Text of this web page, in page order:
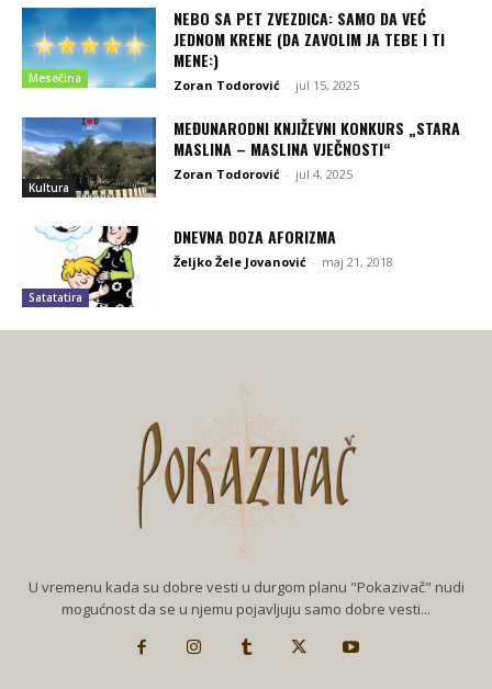
Mesečina
NEBO SA PET ZVEZDICA: SAMO DA VEĆ
JEDNOM KRENE (DA ZAVOLIM JA TEBE I TI
MENE:)
Zoran Todorović - jul 15, 2025
Kultura
MEĐUNARODNI KNJIŽEVNI KONKURS „STARA
MASLINA – MASLINA VJEČNOSTI“
Zoran Todorović - jul 4, 2025
Satatatira
DNEVNA DOZA AFORIZMA
Željko Žele Jovanović - maj 21, 2018
U vremenu kada su dobre vesti u durgom planu "Pokazivač" nudi
mogućnost da se u njemu pojavljuju samo dobre vesti...